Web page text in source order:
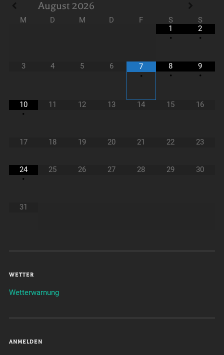
August 2026
M D M D F S
S
1
•
2
•
3 4 5 6
7
•
8
•
9
•
10
•
11 12 13 14 15 16
17 18 19 20 21 22 23
24
•
25 26 27 28 29 30
31
WETTER
Wetterwarnung
ANMELDEN